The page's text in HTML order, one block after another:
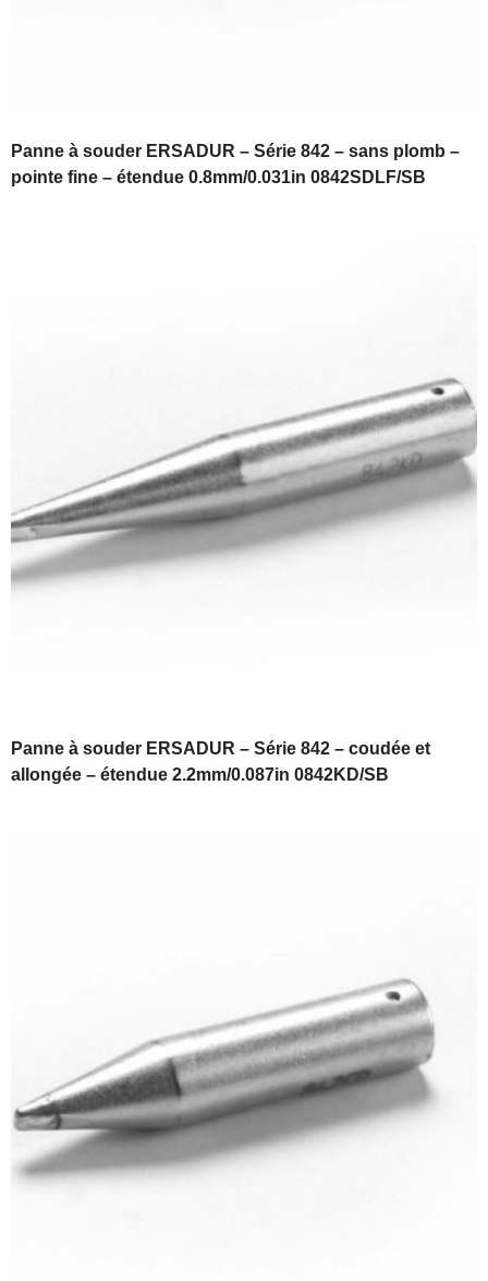
Panne à souder ERSADUR – Série 842 – sans plomb –
pointe fine – étendue 0.8mm/0.031in 0842SDLF/SB
Panne à souder ERSADUR – Série 842 – coudée et
allongée – étendue 2.2mm/0.087in 0842KD/SB